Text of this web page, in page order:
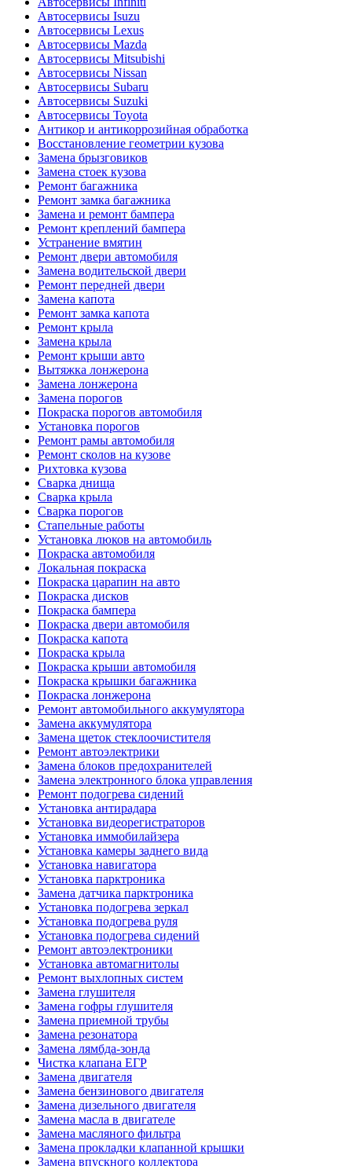
Автосервисы Isuzu
Автосервисы Lexus
Автосервисы Mazda
Автосервисы Mitsubishi
Автосервисы Nissan
Автосервисы Subaru
Автосервисы Suzuki
Автосервисы Toyota
Антикор и антикоррозийная обработка
Восстановление геометрии кузова
Замена брызговиков
Замена стоек кузова
Ремонт багажника
Ремонт замка багажника
Замена и ремонт бампера
Ремонт креплений бампера
Устранение вмятин
Ремонт двери автомобиля
Замена водительской двери
Ремонт передней двери
Замена капота
Ремонт замка капота
Ремонт крыла
Замена крыла
Ремонт крыши авто
Вытяжка лонжерона
Замена лонжерона
Замена порогов
Покраска порогов автомобиля
Установка порогов
Ремонт рамы автомобиля
Ремонт сколов на кузове
Рихтовка кузова
Сварка днища
Сварка крыла
Сварка порогов
Стапельные работы
Установка люков на автомобиль
Покраска автомобиля
Локальная покраска
Покраска царапин на авто
Покраска дисков
Покраска бампера
Покраска двери автомобиля
Покраска капота
Покраска крыла
Покраска крыши автомобиля
Покраска крышки багажника
Покраска лонжерона
Ремонт автомобильного аккумулятора
Замена аккумулятора
Замена щеток стеклоочистителя
Ремонт автоэлектрики
Замена блоков предохранителей
Замена электронного блока управления
Ремонт подогрева сидений
Установка антирадара
Установка видеорегистраторов
Установка иммобилайзера
Установка камеры заднего вида
Установка навигатора
Установка парктроника
Замена датчика парктроника
Установка подогрева зеркал
Установка подогрева руля
Установка подогрева сидений
Ремонт автоэлектроники
Установка автомагнитолы
Ремонт выхлопных систем
Замена глушителя
Замена гофры глушителя
Замена приемной трубы
Замена резонатора
Замена лямбда-зонда
Чистка клапана ЕГР
Замена двигателя
Замена бензинового двигателя
Замена дизельного двигателя
Замена масла в двигателе
Замена масляного фильтра
Замена прокладки клапанной крышки
Замена впускного коллектора